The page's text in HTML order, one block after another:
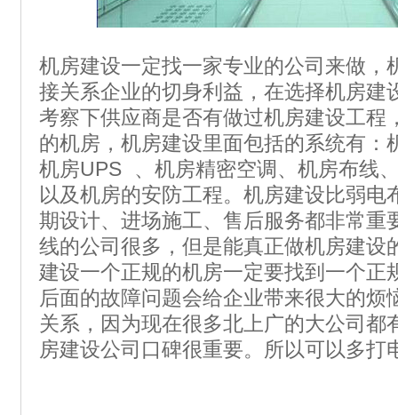
机房建设一定找一家专业的公司来做，
接关系企业的切身利益，在选择机房建
考察下供应商是否有做过机房建设工程
的机房，机房建设里面包括的系统有：
机房UPS 、机房精密空调、机房布线
以及机房的安防工程。机房建设比弱电
期设计、进场施工、售后服务都非常重
线的公司很多，但是能真正做机房建设
建设一个正规的机房一定要找到一个正
后面的故障问题会给企业带来很大的烦
关系，因为现在很多北上广的大公司都
房建设公司口碑很重要。所以可以多打